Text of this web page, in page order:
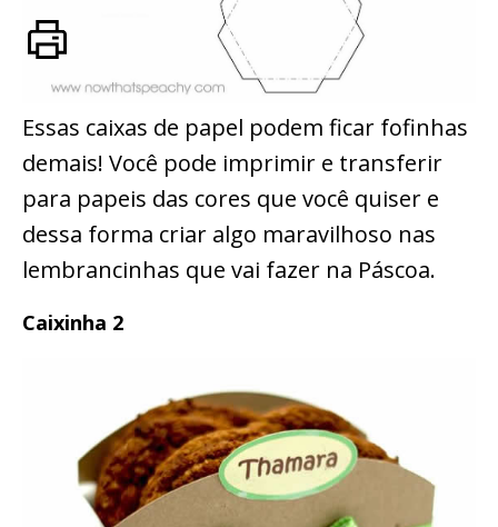
Essas caixas de papel podem ficar fofinhas
demais! Você pode imprimir e transferir
para papeis das cores que você quiser e
dessa forma criar algo maravilhoso nas
lembrancinhas que vai fazer na Páscoa.
Caixinha 2